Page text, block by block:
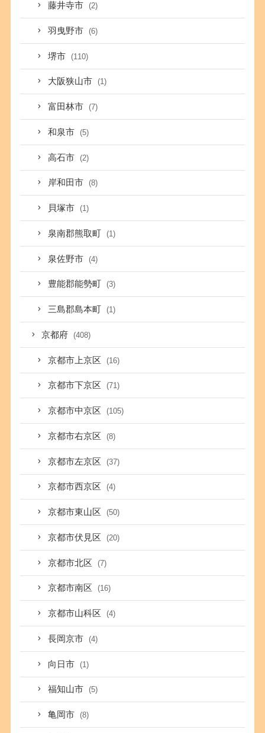
藤井寺市 (2)
羽曳野市 (6)
堺市 (110)
大阪狭山市 (1)
富田林市 (7)
和泉市 (5)
高石市 (2)
岸和田市 (8)
貝塚市 (1)
泉南郡熊取町 (1)
泉佐野市 (4)
豊能郡能勢町 (3)
三島郡島本町 (1)
京都府 (408)
京都市上京区 (16)
京都市下京区 (71)
京都市中京区 (105)
京都市右京区 (8)
京都市左京区 (37)
京都市西京区 (4)
京都市東山区 (50)
京都市伏見区 (20)
京都市北区 (7)
京都市南区 (16)
京都市山科区 (4)
長岡京市 (4)
向日市 (1)
福知山市 (5)
亀岡市 (8)